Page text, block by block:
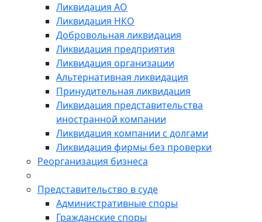
Ликвидация АО
Ликвидация НКО
Добровольная ликвидация
Ликвидация предприятия
Ликвидация организации
Альтернативная ликвидация
Принудительная ликвидация
Ликвидация представительства
иностранной компании
Ликвидация компании с долгами
Ликвидация фирмы без проверки
Реорганизация бизнеса
Представительство в суде
Административные споры
Гражданские споры